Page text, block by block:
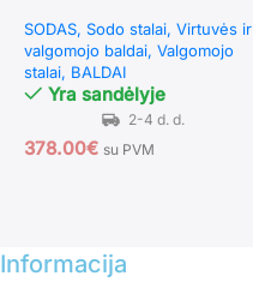
SODAS Sodo stalai Virtuvės ir
valgomojo baldai Valgomojo
stalai BALDAI
Yra sandėlyje
378.00€ su PVM
Informacija